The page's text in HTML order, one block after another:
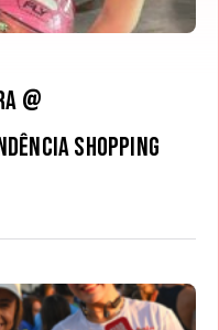
@
Shopping